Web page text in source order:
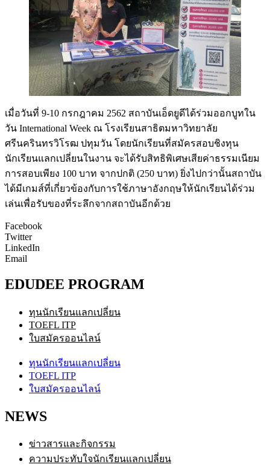
เมื่อวันที่ 9-10 กรกฎาคม 2562 สถาบันเอ็ดยูดีได้ร่วมออกบูทใน
วัน International Week ณ โรงเรียนสาธิตมหาวิทยาลัย
ศรีนครินทรวิโรฒ ปทุมวัน โดยนักเรียนที่สมัครสอบชิงทุน
นักเรียนแลกเปลี่ยนในงาน จะได้รับสิทธิพิเศษเสียค่าธรรมเนียม
การสอบเพียง 100 บาท จากปกติ (250 บาท) ยิ่งไปกว่านั้นสถาบัน
ได้มีเกมส์ที่เกี่ยวข้องกับการใช้ภาษาอังกฤษให้นักเรียนได้ร่วม
เล่นเพื่อรับของที่ระลึกจากสถาบันอีกด้วย
Facebook
Twitter
LinkedIn
Email
EDUDEE PROGRAM
ทุนนักเรียนแลกเปลี่ยน
TOEFL ITP
ใบสมัครออนไลน์
ทุนนักเรียนแลกเปลี่ยน
TOEFL ITP
ใบสมัครออนไลน์
NEWS
ข่าวสารและกิจกรรม
ความประทับใจนักเรียนแลกเปลี่ยน